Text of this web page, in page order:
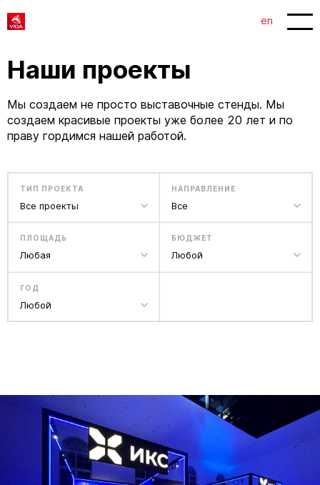
en
Наши проекты
Мы создаем не просто выставочные стенды. Мы
создаем красивые проекты уже более 20 лет и по
праву гордимся нашей работой.
ТИП ПРОЕКТА
Все проекты
НАПРАВЛЕНИЕ
Все
ПЛОЩАДЬ
Любая
БЮДЖЕТ
Любой
ГОД
Любой